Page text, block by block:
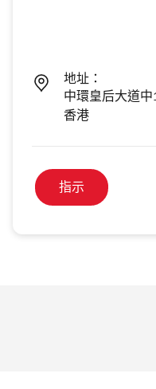
地址：
中環皇后大道中
香港
指示